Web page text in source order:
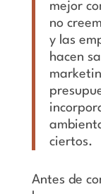
mejor
no
y las
hacen
ciertos.
Antes de